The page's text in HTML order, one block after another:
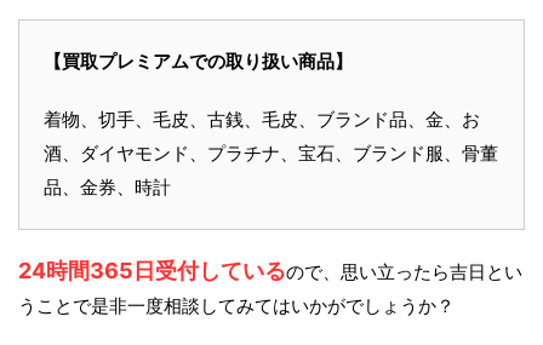
【買取プレミアムでの取り扱い商品】
着物、切手、毛皮、古銭、毛皮、ブランド品、金、お
酒、ダイヤモンド、プラチナ、宝石、ブランド服、骨董
品、金券、時計
24時間365日受付しているので、思い立ったら吉日とい
うことで是非一度相談してみてはいかがでしょうか？